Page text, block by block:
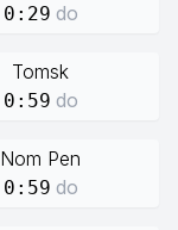
0:29 do
Tomsk
0:59 do
Nom Pen
0:59 do